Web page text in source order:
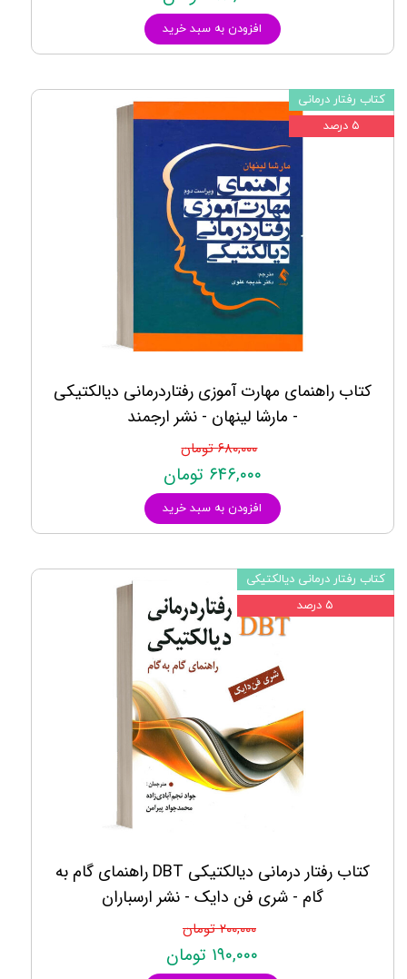
افزودن به سبد خرید
کتاب راهنمای مهارت آموزی رفتاردرمانی دیالکتیکی
- مارشا لینهان - نشر ارجمند
۶۸۰,۰۰۰ تومان
۶۴۶,۰۰۰ تومان
افزودن به سبد خرید
کتاب رفتار درمانی
۵ درصد
کتاب رفتار درمانی دیالکتیکی DBT راهنمای گام به
گام - شری فن دایک - نشر ارسباران
۲۰۰,۰۰۰ تومان
۱۹۰,۰۰۰ تومان
کتاب رفتار درمانی دیالکتیکی
۵ درصد